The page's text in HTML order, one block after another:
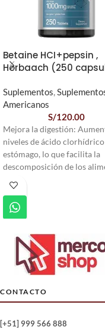
Betaine HCI+pepsin ,
Horbaach (250
Suplementos,
Americanos
S/120.00
Mejora la digestión:
niveles de ácido clorhídrico
estómago, lo que facilita la
descomposición de los
esenciales.
Absorción de nutrientes:
la absorción de nutrientes
B12, el calcio y el hierro.
Reducción de la
Puede ayudar a reducir los
aminoácido relacionado con
enfermedades
Puede prevenir problemas
CONTACTO
[+51] 999 566 888